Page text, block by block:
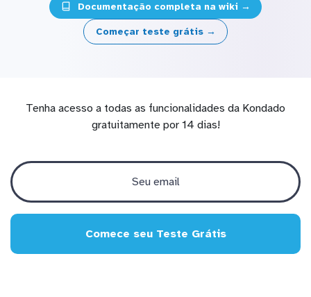
Documentação completa na wiki →
Começar teste grátis →
Tenha acesso a todas as funcionalidades da Kondado
gratuitamente por 14 dias!
Comece seu Teste Grátis